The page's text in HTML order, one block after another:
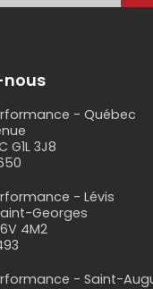
- Québec
G1L 3J8
- Lévis
Georges
4M2
- Saint-